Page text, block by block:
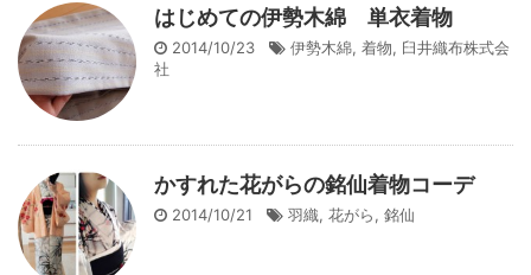
はじめての伊勢木綿 単衣着物
2014/10/23 伊勢木綿, 着物, 臼井織布株式会
社
かすれた花がらの銘仙着物コーデ
2014/10/21 羽織, 花がら, 銘仙